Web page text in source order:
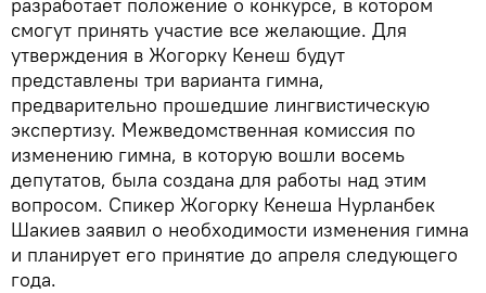
смогут принять участие все желающие. Для
утверждения в Жогорку Кенеш будут
представлены три варианта гимна,
предварительно прошедшие лингвистическую
экспертизу. Межведомственная комиссия по
изменению гимна, в которую вошли восемь
депутатов, была создана для работы над этим
вопросом. Спикер Жогорку Кенеша Нурланбек
Шакиев заявил о необходимости изменения гимна
и планирует его принятие до апреля следующего
года.